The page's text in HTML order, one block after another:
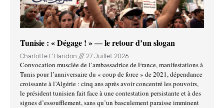
Tunisie : « Dégage ! » — le retour d’un slogan
Charlotte L'Haridon 27 Juillet 2026
Convocation musclée de l’ambassadrice de France, manifestations à
Tunis pour l’anniversaire du « coup de force » de 2021, dépendance
croissante à l’Algérie : cinq ans après avoir concentré les pouvoirs,
le président tunisien fait face à une contestation persistante et à des
signes d’essoufflement, sans qu’un basculement paraisse imminent